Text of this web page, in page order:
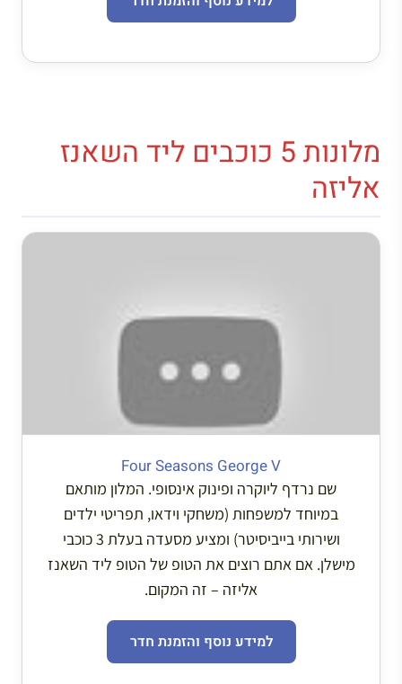
מלונות 5 כוכבים ליד השאנז
אליזה
Four Seasons George V
שם נרדף ליוקרה ופינוק אינסופי. המלון מותאם
במיוחד למשפחות (משחקי וידאו, תפריטי ילדים
ושירותי בייביסיטר) ומציע מסעדה בעלת 3 כוכבי
מישלן. אם אתם רוצים את הטופ של הטופ ליד השאנז
אליזה – זה המקום.
למידע נוסף והזמנת חדר